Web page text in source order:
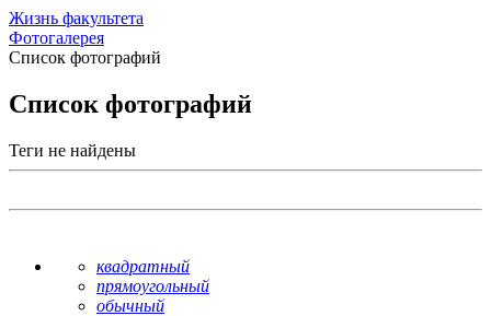
Жизнь факультета
Фотогалерея
Список фотографий
Список фотографий
Теги не найдены
квадратный
прямоугольный
обычный